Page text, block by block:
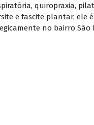
quiropraxia,
e fascite plantar, ele
no bairro São